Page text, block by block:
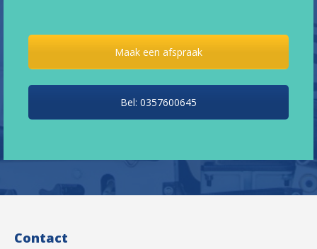
Maak een afspraak
Bel: 0357600645
Contact